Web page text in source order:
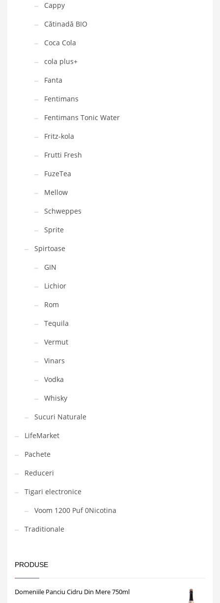
Cappy
Cătinadă BIO
Coca Cola
cola plus+
Fanta
Fentimans
Fentimans Tonic Water
Fritz-kola
Frutti Fresh
FuzeTea
Mellow
Schweppes
Sprite
Spirtoase
GIN
Lichior
Rom
Tequila
Vermut
Vinars
Vodka
Whisky
Sucuri Naturale
LifeMarket
Pachete
Reduceri
Tigari electronice
Voom 1200 Puf 0Nicotina
Traditionale
PRODUSE
Domeniile Panciu Cidru Din Mere 750ml